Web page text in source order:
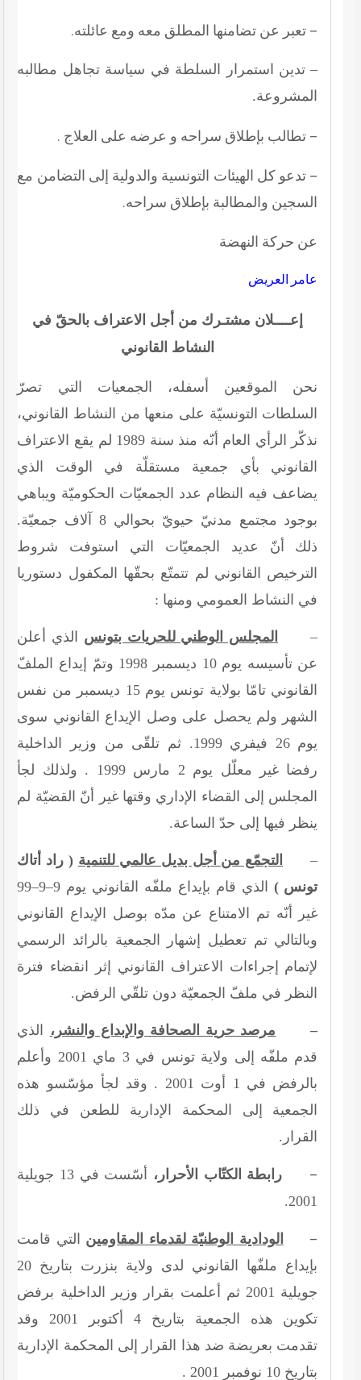
– تعبر عن تضامنها المطلق معه ومع عائلته.
– تدين استمرار السلطة في سياسة تجاهل مطالبه
المشروعة.
– تطالب بإطلاق سراحه و عرضه على العلاج .
– تدعو كل الهيئات التونسية والدولية إلى التضامن مع
السجين والمطالبة بإطلاق سراحه.
عن حركة النهضة
عامر العريض
إعــــلان مشتـرك من أجل الاعتراف بالحقّ في
النشاط القانوني
نحن الموقعين أسفله، الجمعيات التي تصرّ
السلطات التونسيّة على منعها من النشاط القانوني،
نذكّر الرأي العام أنّه منذ سنة 1989 لم يقع الاعتراف
القانوني بأي جمعية مستقلّة في الوقت الذي
يضاعف فيه النظام عدد الجمعيّات الحكوميّة ويباهي
بوجود مجتمع مدنيّ حيويّ بحوالي 8آلاف جمعيّة.
ذلك أنّ عديد الجمعيّات التي استوفت شروط
الترخيص القانوني لم تتمتّع بحقّها المكفول دستوريا
في النشاط العمومي ومنها :
– المجلس الوطني للحريات بتونس الذي أعلن
عن تأسيسه يوم10 ديسمبر 1998 وتمّ إيداع الملفّ
القانوني تامّا بولاية تونس يوم15 ديسمبر من نفس
الشهر ولم يحصل على وصل الإيداع القانوني سوى
يوم26 فيفري1999. ثم تلقّى من وزير الداخلية
رفضا غير معلّل يوم 2 مارس1999 . ولذلك لجأ
المجلس إلى القضاء الإداري وقتها غير أنّ القضيّة لم
ينظر فيها إلى حدّ الساعة.
– التجمّع من أجل بديل عالمي للتنمية ( راد أتاك
تونس ) الذي قام بإيداع ملفّه القانوني يوم 9
–
9
–
99
غير أنّه تم الامتناع عن مدّه بوصل الإيداع القانوني
وبالتالي تم تعطيل إشهار الجمعية بالرائد الرسمي
لإتمام إجراءات الاعتراف القانوني إثر انقضاء فترة
النظر في ملفّ الجمعيّة دون تلقّي الرفض.
– مرصد حرية الصحافة والإبداع والنشر، الذي
قدم ملفّه إلى ولاية تونس في 3 ماي 2001 وأعلم
بالرفض في 1 أوت 2001 . وقد لجأ مؤسّسو هذه
الجمعية إلى المحكمة الإدارية للطعن في ذلك
القرار.
– رابطة الكتّاب الأحرار، أسّست في 13 جويلية
2001
.
– الودادية الوطنيّة لقدماء المقاومين التي قامت
بإيداع ملفّها القانوني لدى ولاية بنزرت بتاريخ 20
جويلية 2001 ثم أعلمت بقرار وزير الداخلية برفض
تكوين هذه الجمعية بتاريخ 4أكتوبر 2001 وقد
تقدمت بعريضة ضد هذا القرار إلى المحكمة الإدارية
بتاريخ 10 نوفمبر 2001
.